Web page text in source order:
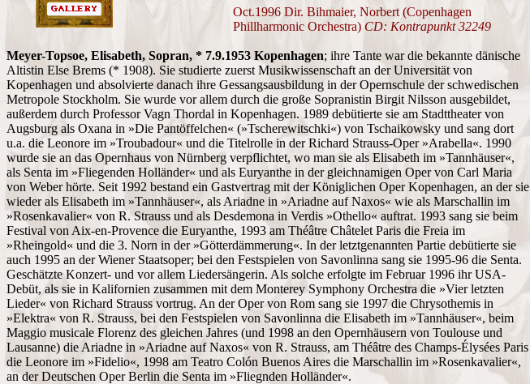
Oct.1996 Dir. Bihmaier, Norbert (Copenhagen
Phillharmonic Orchestra) CD: Kontrapunkt 32249
Meyer-Topsoe, Elisabeth, Sopran, * 7.9.1953 Kopenhagen; ihre Tante war die bekannte dänische
Altistin Else Brems (* 1908). Sie studierte zuerst Musikwissenschaft an der Universität von
Kopenhagen und absolvierte danach ihre Gessangsausbildung in der Opernschule der schwedischen
Metropole Stockholm. Sie wurde vor allem durch die große Sopranistin Birgit Nilsson ausgebildet,
außerdem durch Professor Vagn Thordal in Kopenhagen. 1989 debütierte sie am Stadttheater von
Augsburg als Oxana in »Die Pantöffelchen« (»Tscherewitschki«) von Tschaikowsky und sang dort
u.a. die Leonore im »Troubadour« und die Titelrolle in der Richard Strauss-Oper »Arabella«. 1990
wurde sie an das Opernhaus von Nürnberg verpflichtet, wo man sie als Elisabeth im »Tannhäuser«,
als Senta im »Fliegenden Holländer« und als Euryanthe in der gleichnamigen Oper von Carl Maria
von Weber hörte. Seit 1992 bestand ein Gastvertrag mit der Königlichen Oper Kopenhagen, an der sie
wieder als Elisabeth im »Tannhäuser«, als Ariadne in »Ariadne auf Naxos« wie als Marschallin im
»Rosenkavalier« von R. Strauss und als Desdemona in Verdis »Othello« auftrat. 1993 sang sie beim
Festival von Aix-en-Provence die Euryanthe, 1993 am Théâtre Châtelet Paris die Freia im
»Rheingold« und die 3. Norn in der »Götterdämmerung«. In der letztgenannten Partie debütierte sie
auch 1995 an der Wiener Staatsoper; bei den Festspielen von Savonlinna sang sie 1995-96 die Senta.
Geschätzte Konzert- und vor allem Liedersängerin. Als solche erfolgte im Februar 1996 ihr USA-
Debüt, als sie in Kalifornien zusammen mit dem Monterey Symphony Orchestra die »Vier letzten
Lieder« von Richard Strauss vortrug. An der Oper von Rom sang sie 1997 die Chrysothemis in
»Elektra« von R. Strauss, bei den Festspielen von Savonlinna die Elisabeth im »Tannhäuser«, beim
Maggio musicale Florenz des gleichen Jahres (und 1998 an den Opernhäusern von Toulouse und
Lausanne) die Ariadne in »Ariadne auf Naxos« von R. Strauss, am Théâtre des Champs-Élysées Paris
die Leonore im »Fidelio«, 1998 am Teatro Colón Buenos Aires die Marschallin im »Rosenkavalier«,
an der Deutschen Oper Berlin die Senta im »Fliegnden Holländer«.